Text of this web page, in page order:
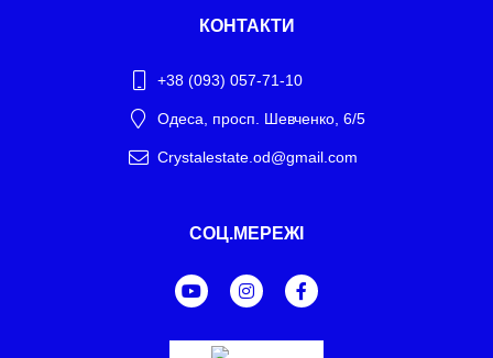
КОНТАКТИ
+38 (093) 057-71-10
Одеса, просп. Шевченко, 6/5
Crystalestate.od@gmail.com
СОЦ.МЕРЕЖІ